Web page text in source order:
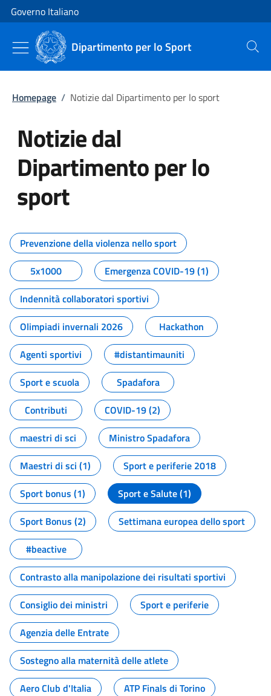
Vai al contenuto
Vai alla navigazione del sito
Governo Italiano
Dipartimento per lo Sport Cerca
Homepage / Notizie dal Dipartimento per lo sport
Notizie dal
Dipartimento per lo
sport
Tutti i contenuti della pagina
Prevenzione della violenza nello sport
5x1000
Emergenza COVID-19 (1)
Indennità collaboratori sportivi
Olimpiadi invernali 2026
Hackathon
Agenti sportivi
#distantimauniti
Sport e scuola
Spadafora
Contributi
COVID-19 (2)
maestri di sci
Ministro Spadafora
Maestri di sci (1)
Sport e periferie 2018
Sport bonus (1)
Sport e Salute (1)
Sport Bonus (2)
Settimana europea dello sport
#beactive
Contrasto alla manipolazione dei risultati sportivi
Consiglio dei ministri
Sport e periferie
Agenzia delle Entrate
Sostegno alla maternità delle atlete
Aero Club d'Italia
ATP Finals di Torino